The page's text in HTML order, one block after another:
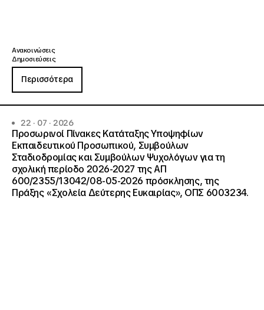
Ανακοινώσεις
Δημοσιεύσεις
Περισσότερα
22 · 07 · 2026
Προσωρινοί Πίνακες Κατάταξης Υποψηφίων
Εκπαιδευτικού Προσωπικού, Συμβούλων
Σταδιοδρομίας και Συμβούλων Ψυχολόγων για τη
σχολική περίοδο 2026-2027 της ΑΠ
600/2355/13042/08-05-2026 πρόσκλησης, της
Πράξης «Σχολεία Δεύτερης Ευκαιρίας», ΟΠΣ 6003234.